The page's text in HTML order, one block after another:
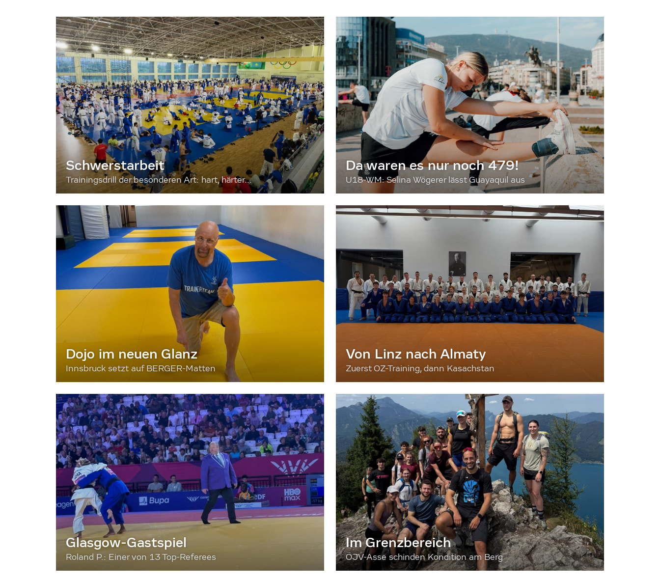
Schwerstarbeit
Trainingsdrill der besonderen Art: hart, härter...
Da waren es nur noch 479!
U18-WM: Selina Wögerer lässt Guayaquil aus
Dojo im neuen Glanz
Innsbruck setzt auf BERGER-Matten
Von Linz nach Almaty
Zuerst OZ-Training, dann Kasachstan
Glasgow-Gastspiel
Roland P.: Einer von 13 Top-Referees
Im Grenzbereich
ÖJV-Asse schinden Kondition am Berg